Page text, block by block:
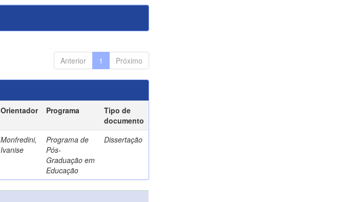
Anterior 1 Próximo
Orientador Programa
Tipo de
documento
Monfredini,
Ivanise
Programa de
Pós-
Graduação em
Educação
Dissertação